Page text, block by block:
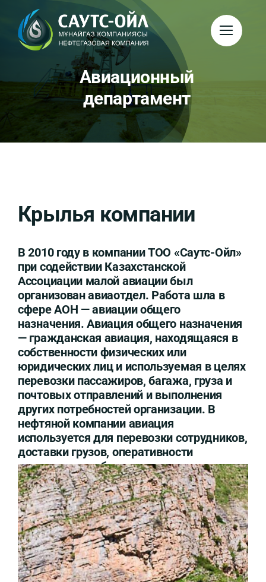
content
Авиационный
департамент
Крылья компании
В 2010 году в компании ТОО «Саутс-Ойл»
при содействии Казахстанской
Ассоциации малой авиации был
организован авиаотдел. Работа шла в
сфере АОН — авиации общего
назначения. Авиация общего назначения
— гражданская авиация, находящаяся в
собственности физических или
юридических лиц и используемая в целях
перевозки пассажиров, багажа, груза и
почтовых отправлений и выполнения
других потребностей организации. В
нефтяной компании авиация
используется для перевозки сотрудников,
доставки грузов, оперативности
выполнении работ и решения других
срочных дел.